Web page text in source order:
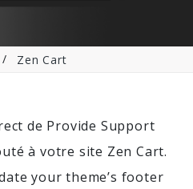
Zen Cart
de Provide Support
à votre site Zen Cart.
your theme’s footer